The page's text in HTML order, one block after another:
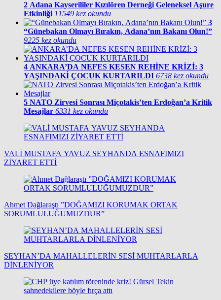
2 Adana Kayserililer Kızılören Derneği Geleneksel Aşure
Etkinliği 11549 kez okundu
3
“Günebakan Olmayı Bırakın, Adana’nın Bakanı Olun!”
9225 kez okundu
4 ANKARA’DA NEFES KESEN REHİNE KRİZİ: 3
YAŞINDAKİ ÇOCUK KURTARILDI 6738 kez okundu
5 NATO Zirvesi Sonrası Miçotakis’ten Erdoğan’a Kritik
Mesajlar 6331 kez okundu
VALİ MUSTAFA YAVUZ SEYHANDA ESNAFIMIZI
ZİYARET ETTİ
Ahmet Dağlaraştı ”DOĞAMIZI KORUMAK ORTAK
SORUMLULUĞUMUZDUR”
SEYHAN’DA MAHALLELERİN SESİ MUHTARLARLA
DİNLENİYOR